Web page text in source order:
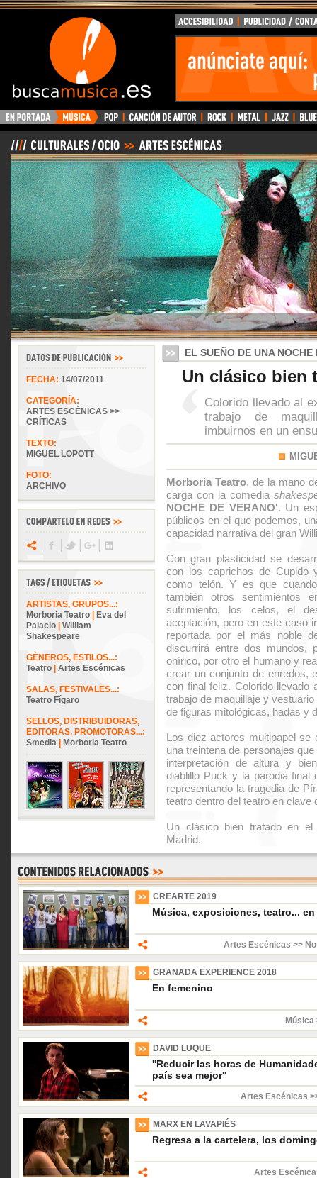
BuscaMusica.es
FECHA: 14/07/2011
CATEGORÍA:
ARTES ESCÉNICAS >>
CRÍTICAS
TEXTO:
MIGUEL LOPOTT
FOTO:
ARCHIVO
ARTISTAS, GRUPOS...:
Morboria Teatro
Eva del
Palacio
William
Shakespeare
GÉNEROS, ESTILOS...:
Teatro
Artes Escénicas
SALAS, FESTIVALES...:
Teatro Fígaro
SELLOS, DISTRIBUIDORAS,
EDITORAS, PROMOTORAS...:
Smedia
Morboria Teatro
EL SUEÑO DE UNA NOCHE
Un clásico bien
Colorido llevado al
trabajo de
imbuirnos en un
Morboria Teatro, de la mano
carga con la comedia
NOCHE DE VERANO'. Un
públicos en el que podemos,
capacidad narrativa del gran
Con gran plasticidad se
con los caprichos de Cupido
como telón. Y es que
también otros sentimientos
sufrimiento, los celos, el
aceptación, pero en este caso
reportada por el más noble
discurrirá entre dos mundos,
onírico, por otro el humano y
crear un conjunto de enredos,
con final feliz. Colorido llevado
trabajo de maquillaje y
de figuras mitológicas, hadas y
Los diez actores multipapel
una treintena de personajes
interpretación de altura y
diablillo Puck y la parodia final
representando la tragedia de
teatro dentro del teatro en clave
Un clásico bien tratado en
Madrid.
CREARTE 2019
Música, exposiciones, teatro...
Artes Escénicas >>
GRANADA EXPERIENCE 2018
En femenino
Música
DAVID LUQUE
''Reducir las horas de
país sea mejor''
Artes Escénicas
MARX EN LAVAPIÉS
Regresa a la cartelera, los
Artes